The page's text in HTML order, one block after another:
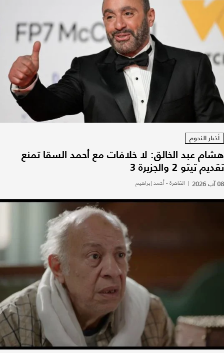
أخبار النجوم
هشام عبد الخالق: لا خلافات مع أحمد السقا تمنع
تقديم تيتو 2 والجزيرة 3
08 آب 2026 | القاهرة - أحمد إبراهيم